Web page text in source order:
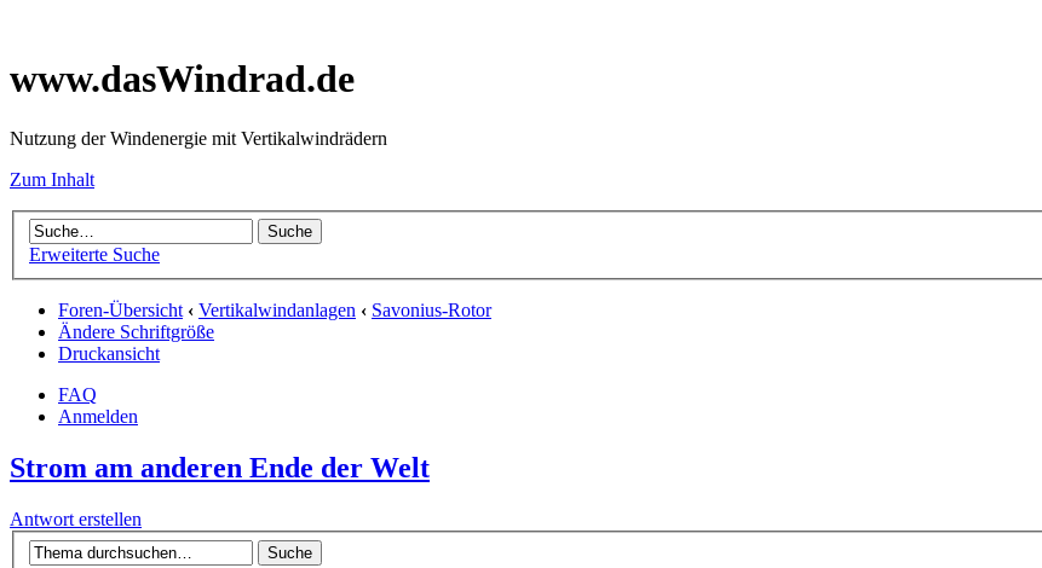
www.dasWindrad.de
Nutzung der Windenergie mit Vertikalwindrädern
Zum Inhalt
Erweiterte Suche
Foren-Übersicht ‹ Vertikalwindanlagen ‹ Savonius-Rotor
Ändere Schriftgröße
Druckansicht
FAQ
Anmelden
Strom am anderen Ende der Welt
Antwort erstellen